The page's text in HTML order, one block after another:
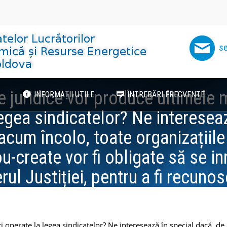
INFORMAȚII UTILE ÎNTREBĂRI FRECVENTE
juridice vor produce ultimele
sindicatelor? Ne
încolo, toate
create vor fi obligate să se
Justiției, pentru a fi
la legea sindicatelor? Ne interesează în special dacă,